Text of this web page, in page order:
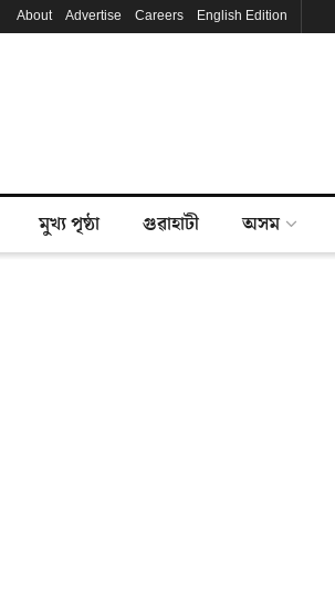
About Advertise Careers English Edition
মুখ্য পৃষ্ঠা গুৱাহাটী অসম